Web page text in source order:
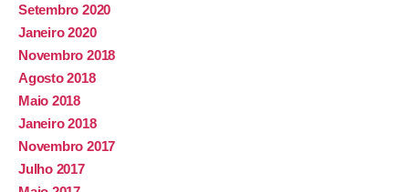
Setembro 2020
Janeiro 2020
Novembro 2018
Agosto 2018
Maio 2018
Janeiro 2018
Novembro 2017
Julho 2017